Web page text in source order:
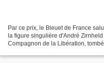
Par ce prix, le Bleuet de France
la figure singulière d'André
Compagnon de la Libération, tombé